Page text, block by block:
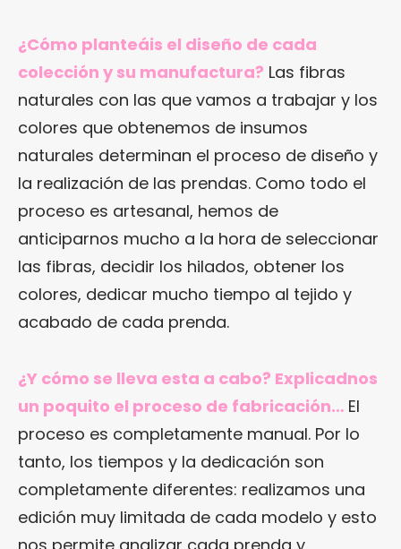
¿Cómo planteáis el diseño de cada
colección y su manufactura? Las fibras
naturales con las que vamos a trabajar y los
colores que obtenemos de insumos
naturales determinan el proceso de diseño y
la realización de las prendas. Como todo el
proceso es artesanal, hemos de
anticiparnos mucho a la hora de seleccionar
las fibras, decidir los hilados, obtener los
colores, dedicar mucho tiempo al tejido y
acabado de cada prenda.
¿Y cómo se lleva esta a cabo? Explicadnos
un poquito el proceso de fabricación… El
proceso es completamente manual. Por lo
tanto, los tiempos y la dedicación son
completamente diferentes: realizamos una
edición muy limitada de cada modelo y esto